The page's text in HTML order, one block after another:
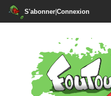
S'abonner|Connexion